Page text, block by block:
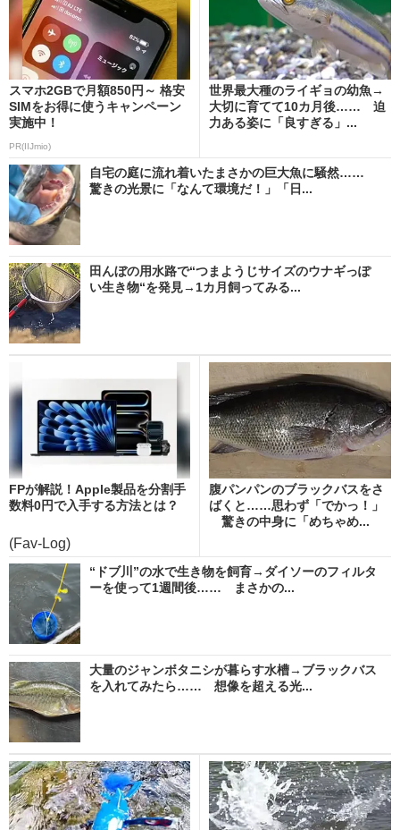
スマホ2GBで月額850円～ 格安
SIMをお得に使うキャンペーン
実施中！
PR(IIJmio)
世界最大種のライギョの幼魚→
大切に育てて10カ月後…… 迫
力ある姿に「良すぎる」...
自宅の庭に流れ着いたまさかの巨大魚に騒然……
驚きの光景に「なんて環境だ！」「日...
田んぼの用水路で“つまようじサイズのウナギっぽ
い生き物“を発見→1カ月飼ってみる...
FPが解説！Apple製品を分割手
数料0円で入手する方法とは？
(Fav-Log)
腹パンパンのブラックバスをさ
ばくと……思わず「でかっ！」
驚きの中身に「めちゃめ...
“ドブ川”の水で生き物を飼育→ダイソーのフィルタ
ーを使って1週間後…… まさかの...
大量のジャンボタニシが暮らす水槽→ブラックバス
を入れてみたら…… 想像を超える光...